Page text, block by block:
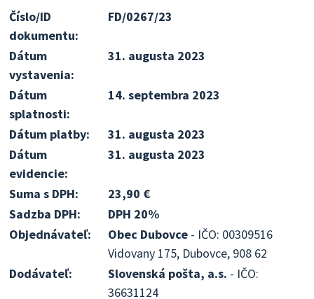
Číslo/ID
dokumentu:
FD/0267/23
Dátum
vystavenia:
31. augusta 2023
Dátum
splatnosti:
14. septembra 2023
Dátum platby:
31. augusta 2023
Dátum
evidencie:
31. augusta 2023
Suma s DPH:
23,90 €
Sadzba DPH:
DPH 20%
Objednávateľ:
Obec Dubovce - IČO: 00309516
Vidovany 175, Dubovce, 908 62
Dodávateľ:
Slovenská pošta, a.s. - IČO:
36631124